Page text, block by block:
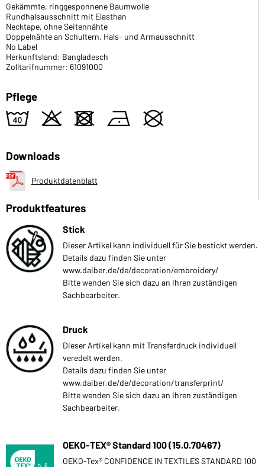
Gekämmte, ringgesponnene Baumwolle
Rundhalsausschnitt mit Elasthan
Necktape, ohne Seitennähte
Doppelnähte an Schultern, Hals- und Armausschnitt
No Label
Herkunftsland: Bangladesch
Zolltarifnummer: 61091000
Pflege
8 o d n U
Downloads
Produktdatenblatt
Produktfeatures
Stick
Dieser Artikel kann individuell für Sie bestickt werden.
Details dazu finden Sie unter
www.daiber.de/de/decoration/embroidery/
Bitte wenden Sie sich dazu an Ihren zuständigen
Sachbearbeiter.
Druck
Dieser Artikel kann mit Transferdruck individuell
veredelt werden.
Details dazu finden Sie unter
www.daiber.de/de/decoration/transferprint/
Bitte wenden Sie sich dazu an Ihren zuständigen
Sachbearbeiter.
OEKO-TEX® Standard 100 (15.0.70467)
OEKO-Tex® CONFIDENCE IN TEXTILES STANDARD 100